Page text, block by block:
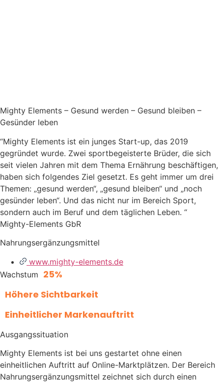
Mighty Elements – Gesund werden – Gesund bleiben –
Gesünder leben
“Mighty Elements ist ein junges Start-up, das 2019
gegründet wurde. Zwei sportbegeisterte Brüder, die sich
seit vielen Jahren mit dem Thema Ernährung beschäftigen,
haben sich folgendes Ziel gesetzt. Es geht immer um drei
Themen: „gesund werden“, „gesund bleiben“ und „noch
gesünder leben“. Und das nicht nur im Bereich Sport,
sondern auch im Beruf und dem täglichen Leben. “
Mighty-Elements GbR
Nahrungsergänzungsmittel
www.mighty-elements.de
Wachstum 25%
Höhere Sichtbarkeit
Einheitlicher Markenauftritt
Ausgangssituation
Mighty Elements ist bei uns gestartet ohne einen
einheitlichen Auftritt auf Online-Marktplätzen. Der Bereich
Nahrungsergänzungsmittel zeichnet sich durch einen